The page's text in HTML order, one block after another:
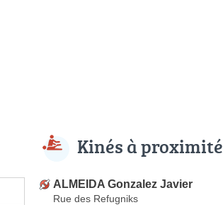
Kinés à proximité
ALMEIDA Gonzalez Javier
Rue des Refugniks